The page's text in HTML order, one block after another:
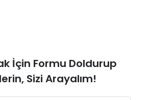
İçin Formu Doldurup
Sizi Arayalım!